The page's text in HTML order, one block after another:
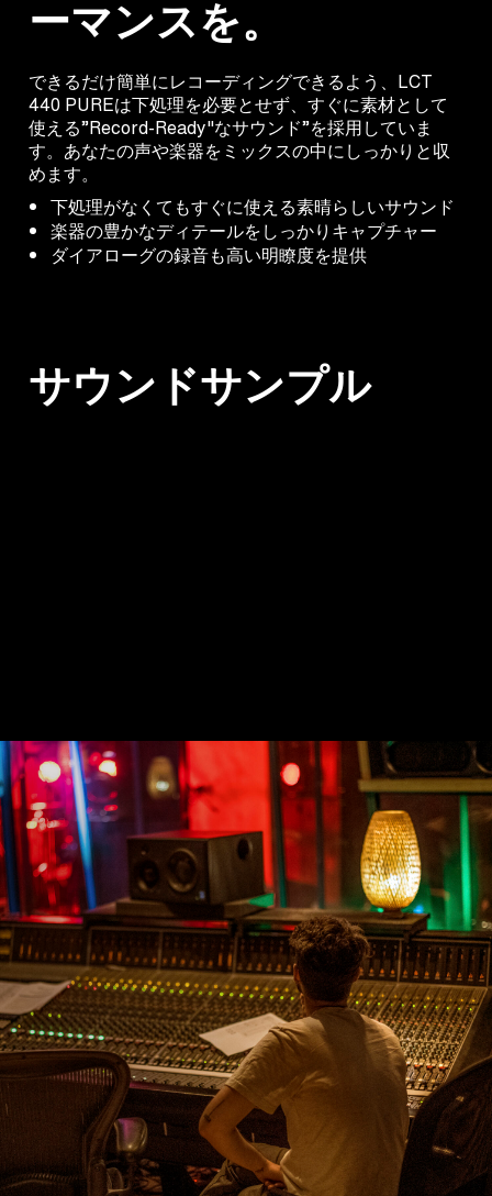
ーマンスを。
できるだけ簡単にレコーディングできるよう、LCT
440 PUREは下処理を必要とせず、すぐに素材として
使える”Record-Ready"なサウンド”を採用していま
す。あなたの声や楽器をミックスの中にしっかりと収
めます。
下処理がなくてもすぐに使える素晴らしいサウンド
楽器の豊かなディテールをしっかりキャプチャー
ダイアローグの録音も高い明瞭度を提供
サウンドサンプル